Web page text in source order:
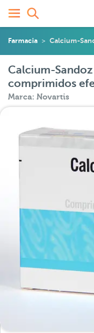
Farmacia Calcium-
Calcium-
comprimidos
Marca: Novartis